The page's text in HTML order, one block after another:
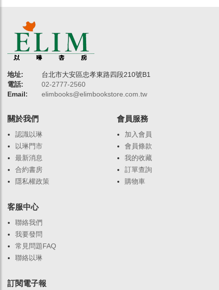
地址:
台北市大安區忠孝東路四段210號B1
電話:
02-2777-2560
Email:
elimbooks@elimbookstore.com.tw
關於我們
認識以琳
以琳門市
最新消息
合約書房
隱私權政策
會員服務
加入會員
會員條款
我的收藏
訂單查詢
購物車
客服中心
聯絡我們
我要發問
常見問題FAQ
聯絡以琳
訂閱電子報